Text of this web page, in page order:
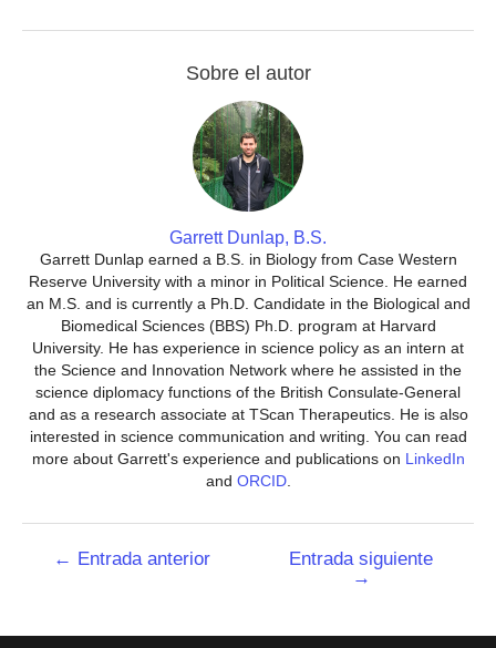
Sobre el autor
Garrett Dunlap, B.S.
Garrett Dunlap earned a B.S. in Biology from Case Western
Reserve University with a minor in Political Science. He earned
an M.S. and is currently a Ph.D. Candidate in the Biological and
Biomedical Sciences (BBS) Ph.D. program at Harvard
University. He has experience in science policy as an intern at
the Science and Innovation Network where he assisted in the
science diplomacy functions of the British Consulate-General
and as a research associate at TScan Therapeutics. He is also
interested in science communication and writing. You can read
more about Garrett's experience and publications on LinkedIn
and ORCID.
Navegación
← Entrada anterior
Entrada siguiente
→